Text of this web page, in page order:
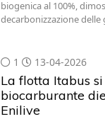
biogenica al 100%,
decarbonizzazione
1 13-04-2026
La flotta Itabus
biocarburante
Enilive